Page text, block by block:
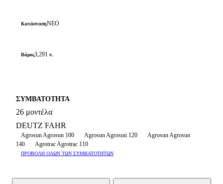
ΚατάστασηΝΕΟ
Βάρος3,291 κ.
ΣΥΜΒΑΤΟΤΗΤΑ
26 μοντέλα
DEUTZ FAHR
Agrosun Agrosun 100 Agrosun Agrosun 120
Agrosun Agrosun
140
Agrotrac Agrotrac 110
ΠΡΟΒΟΛΗ ΟΛΩΝ ΤΩΝ ΣΥΜΒΑΤΟΤΗΤΩΝ